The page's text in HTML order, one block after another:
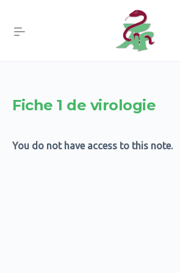
Fiche 1 de virologie
You do not have access to this note.